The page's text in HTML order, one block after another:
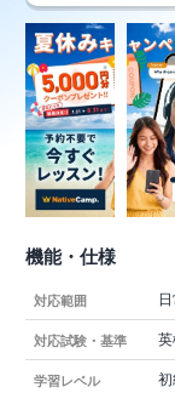
機能・仕様
対応範囲
対応試験・基準
学習レベル 初